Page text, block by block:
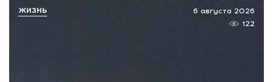
6 августа 2026
122
ЖИЗНЬ